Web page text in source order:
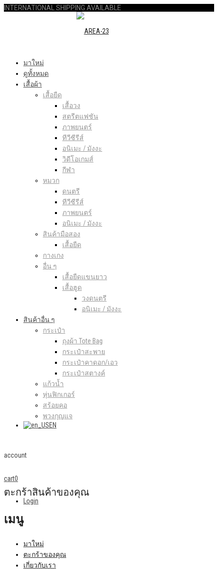
INTERNATIONAL SHIPPING AVAILABLE
มาใหม่
ดูทั้งหมด
เสื้อผ้า
เสื้อยืด
เสื้อวง
สตรีตแฟชัน
ภาพยนตร์
ทีวีซีรีส์
อนิเมะ / มังงะ
วิดีโอเกมส์
กีฬา
หมวก
ดนตรี
ทีวีซีรีส์
ภาพยนตร์
อนิเมะ / มังงะ
สินค้ามือสอง
เสื้อยืด
กางเกง
อื่น ๆ
เสื้อยืดแขนยาว
เสื้อฮูด
วงดนตรี
อนิเมะ / มังงะ
สินค้าอื่น ๆ
กระเป๋า
ถุงผ้า Tote Bag
กระเป๋าสะพาย
กระเป๋าคาดอก/เอว
กระเป๋าสตางค์
แก้วน้ำ
หุ่นฟิกเกอร์
สร้อยคอ
พวงกุญแจ
EN
account
Login
cart0
ตะกร้าสินค้าของคุณ
เมนู
มาใหม่
ตะกร้าของคุณ
เกี่ยวกับเรา